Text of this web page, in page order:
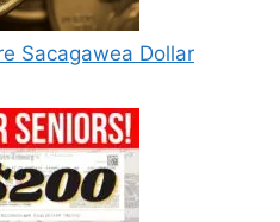
Sacagawea Dollar